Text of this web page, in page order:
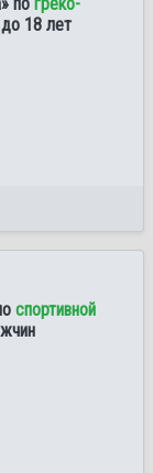
18 лет
спортивной